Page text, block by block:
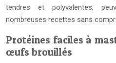
tendres et polyvalentes,
nombreuses recettes sans
Protéines faciles à
œufs brouillés